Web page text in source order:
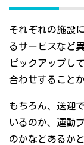
それぞれの施設
るサービスなど
ピックアップし
合わせすること
もちろん、送迎
いるのか、運動
のかなどあるか